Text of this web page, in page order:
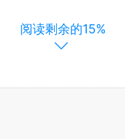
供更加专业的服务。
业务合作伙伴。
阅读剩余的15%